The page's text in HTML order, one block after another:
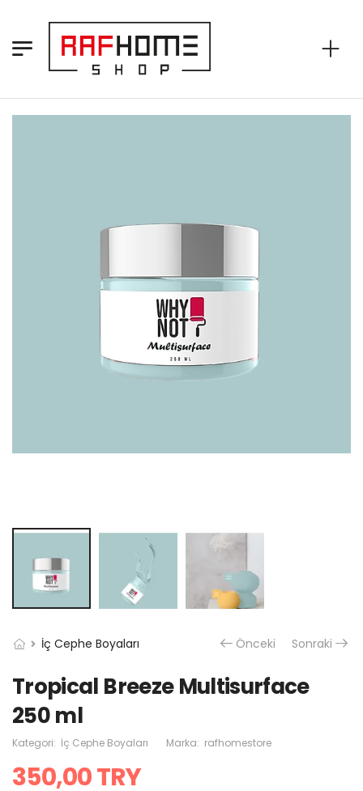
İç Cephe Boyaları Önceki Sonraki
Tropical Breeze Multisurface
250 ml
Kategori: İç Cephe Boyaları Marka: rafhomestore
350,00 TRY